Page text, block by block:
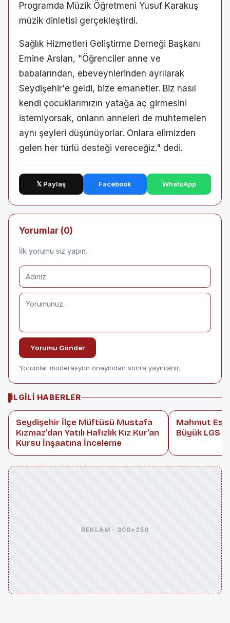
Programda Müzik Öğretmeni Yusuf Karakuş
müzik dinletisi gerçekleştirdi.
Sağlık Hizmetleri Geliştirme Derneği Başkanı
Emine Arslan, "Öğrenciler anne ve
babalarından, ebeveynlerinden ayrılarak
Seydişehir'e geldi, bize emanetler. Biz nasıl
kendi çocuklarımızın yatağa aç girmesini
istemiyorsak, onların anneleri de muhtemelen
aynı şeyleri düşünüyorlar. Onlara elimizden
gelen her türlü desteği vereceğiz." dedi.
𝕏 Paylaş Facebook WhatsApp
Yorumlar (0)
İlk yorumu siz yapın.
Yorumu Gönder
Yorumlar moderasyon onayından sonra yayınlanır.
İLGILI HABERLER
Seydişehir İlçe Müftüsü Mustafa
Kızmaz’dan Yatılı Hafızlık Kız Kur’an
Kursu İnşaatına İnceleme
Mahmut
Büyük LGS
REKLAM · 300×250